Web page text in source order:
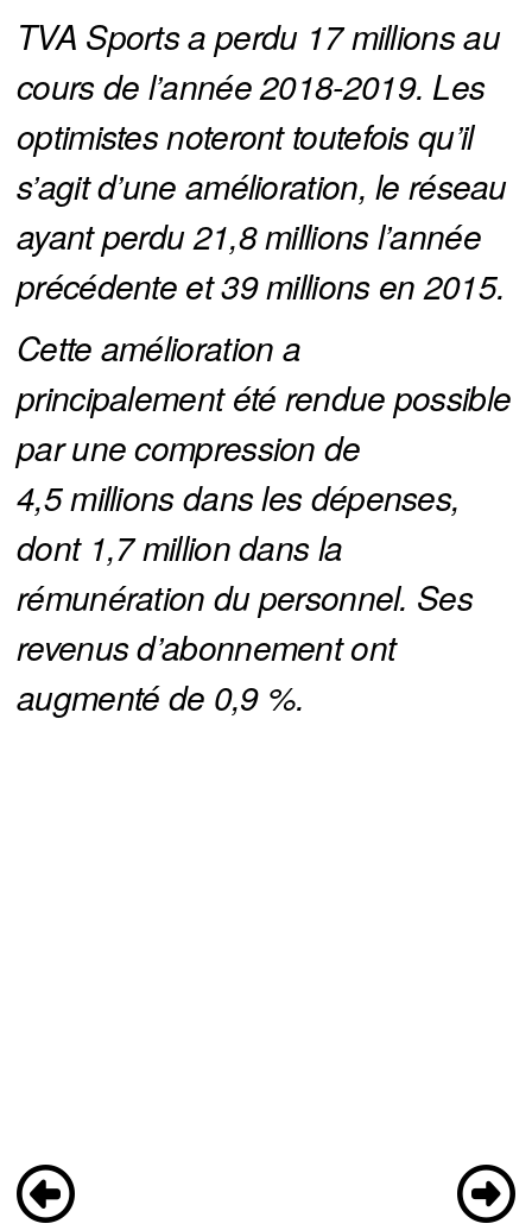
TVA Sports a perdu 17 millions au
cours de l’année 2018-2019. Les
optimistes noteront toutefois qu’il
s’agit d’une amélioration, le réseau
ayant perdu 21,8 millions l’année
précédente et 39 millions en 2015.
Cette amélioration a
principalement été rendue possible
par une compression de
4,5 millions dans les dépenses,
dont 1,7 million dans la
rémunération du personnel. Ses
revenus d’abonnement ont
augmenté de 0,9 %.